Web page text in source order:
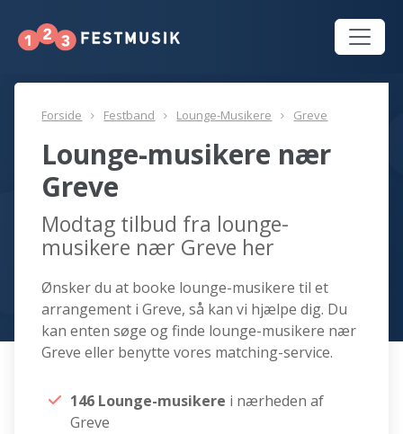
Forside Festband Lounge-Musikere Greve
Lounge-musikere nær
Greve
Modtag tilbud fra lounge-
musikere nær Greve her
Ønsker du at booke lounge-musikere til et
arrangement i Greve, så kan vi hjælpe dig. Du
kan enten søge og finde lounge-musikere nær
Greve eller benytte vores matching-service.
146 Lounge-musikere i nærheden af
Greve